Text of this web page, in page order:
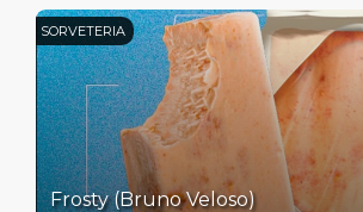
SORVETERIA
Frosty (Bruno Veloso)